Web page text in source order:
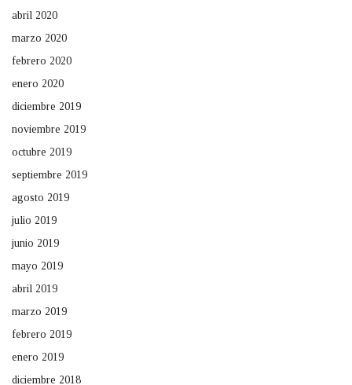
abril 2020
marzo 2020
febrero 2020
enero 2020
diciembre 2019
noviembre 2019
octubre 2019
septiembre 2019
agosto 2019
julio 2019
junio 2019
mayo 2019
abril 2019
marzo 2019
febrero 2019
enero 2019
diciembre 2018